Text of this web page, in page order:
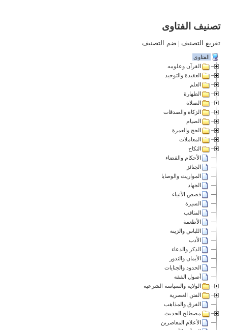
تصنيف الفتاوى
تفريع التصنيف | ضم التصنيف
الفتاوى
القرآن وعلومه
العقيدة والتوحيد
العلم
الطهارة
الصلاة
الزكاة والصدقات
الصيام
الحج والعمرة
المعاملات
النكاح
الأحكام والقضاء
الجنائز
المواريث والوصايا
الجهاد
قصص الأنبياء
السيرة
المناقب
الأطعمة
اللباس والزينة
الأدب
الذكر والدعاء
الأيمان والنذور
الحدود والجنايات
أصول الفقه
الولاية والسياسة الشرعية
الفتن العصرية
الفرق والمذاهب
مصطلح الحديث
الأعلام المعاصرين